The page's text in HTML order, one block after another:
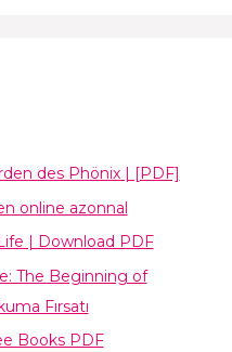
des Phönix | [PDF]
online azonnal
| Download PDF
The Beginning of
Fırsatı
Books PDF